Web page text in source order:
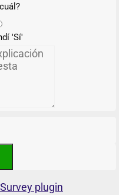
'Sí'
plugin